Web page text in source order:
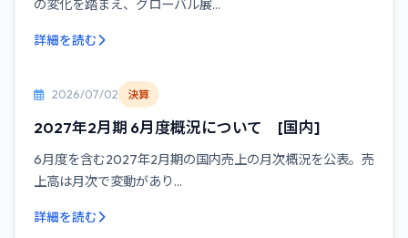
の変化を踏まえ、グローバル展...
詳細を読む
2026/07/02 決算
2027年2月期 6月度概況について [国内]
6月度を含む2027年2月期の国内売上の月次概況を公表。売
上高は月次で変動があり...
詳細を読む